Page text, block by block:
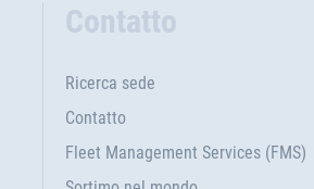
Contatto
Ricerca sede
Contatto
Fleet Management Services (FMS)